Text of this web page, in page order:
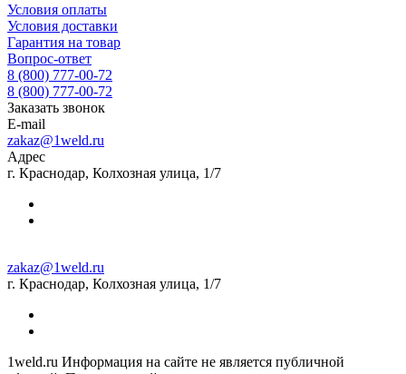
Условия оплаты
Условия доставки
Гарантия на товар
Вопрос-ответ
8 (800) 777-00-72
8 (800) 777-00-72
Заказать звонок
E-mail
zakaz@1weld.ru
Адрес
г. Краснодар, Колхозная улица, 1/7
zakaz@1weld.ru
г. Краснодар, Колхозная улица, 1/7
1weld.ru Информация на сайте не является публичной